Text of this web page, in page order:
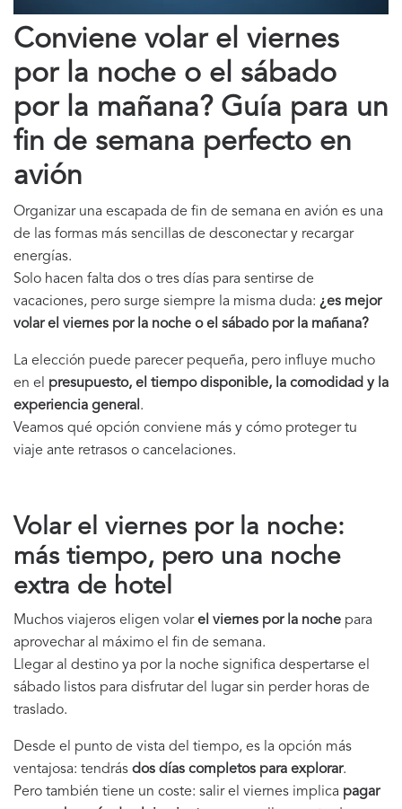
Conviene volar el viernes
por la noche o el sábado
por la mañana? Guía para un
fin de semana perfecto en
avión
Organizar una escapada de fin de semana en avión es una
de las formas más sencillas de desconectar y recargar
energías.
Solo hacen falta dos o tres días para sentirse de
vacaciones, pero surge siempre la misma duda: ¿es mejor
volar el viernes por la noche o el sábado por la mañana?
La elección puede parecer pequeña, pero influye mucho
en el presupuesto, el tiempo disponible, la comodidad y la
experiencia general .
Veamos qué opción conviene más y cómo proteger tu
viaje ante retrasos o cancelaciones.
Volar el viernes por la noche:
más tiempo, pero una noche
extra de hotel
Muchos viajeros eligen volarel viernes por la noche para
aprovechar al máximo el fin de semana.
Llegar al destino ya por la noche significa despertarse el
sábado listos para disfrutar del lugar sin perder horas de
traslado.
Desde el punto de vista del tiempo, es la opción más
ventajosa: tendrás dos días completos para explorar.
Pero también tiene un coste: salir el viernes implica pagar